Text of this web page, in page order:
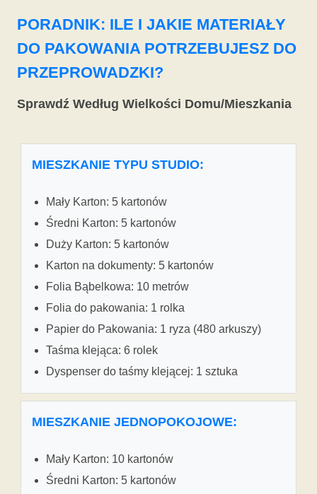
PORADNIK: ILE I JAKIE MATERIAŁY
DO PAKOWANIA POTRZEBUJESZ DO
PRZEPROWADZKI?
Sprawdź Według Wielkości Domu/Mieszkania
MIESZKANIE TYPU STUDIO:
Mały Karton: 5 kartonów
Średni Karton: 5 kartonów
Duży Karton: 5 kartonów
Karton na dokumenty: 5 kartonów
Folia Bąbelkowa: 10 metrów
Folia do pakowania: 1 rolka
Papier do Pakowania: 1 ryza (480 arkuszy)
Taśma klejąca: 6 rolek
Dyspenser do taśmy klejącej: 1 sztuka
MIESZKANIE JEDNOPOKOJOWE:
Mały Karton: 10 kartonów
Średni Karton: 5 kartonów